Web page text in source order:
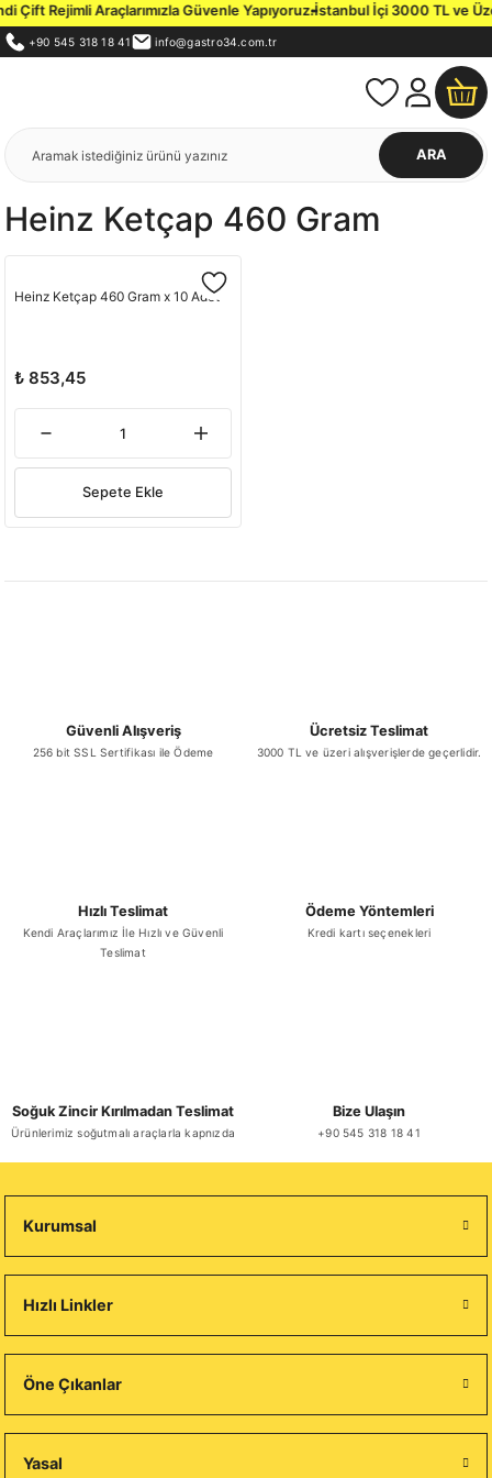
Rejimli Araçlarımızla Güvenle Yapıyoruz.İstanbul İçi 3000 TL ve
+90 545 318 18 41 info@gastro34.com.tr
ARA
Heinz Ketçap 460 Gram
Heinz Ketçap 460 Gram x 10 Adet
₺ 853,45
Sepete Ekle
Güvenli Alışveriş
256 bit SSL Sertifikası ile Ödeme
Ücretsiz Teslimat
3000 TL ve üzeri alışverişlerde geçerlidir.
Hızlı Teslimat
Kendi Araçlarımız İle Hızlı ve Güvenli
Teslimat
Ödeme Yöntemleri
Kredi kartı seçenekleri
Soğuk Zincir Kırılmadan Teslimat
Ürünlerimiz soğutmalı araçlarla kapnızda
Bize Ulaşın
+90 545 318 18 41
Kurumsal
Hızlı Linkler
Öne Çıkanlar
Yasal